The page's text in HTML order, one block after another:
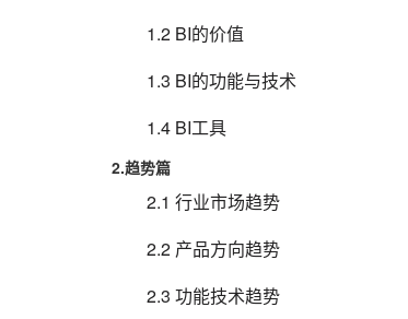
1.2 BI的价值
1.3 BI的功能与技术
1.4 BI工具
2.趋势篇
2.1 行业市场趋势
2.2 产品方向趋势
2.3 功能技术趋势